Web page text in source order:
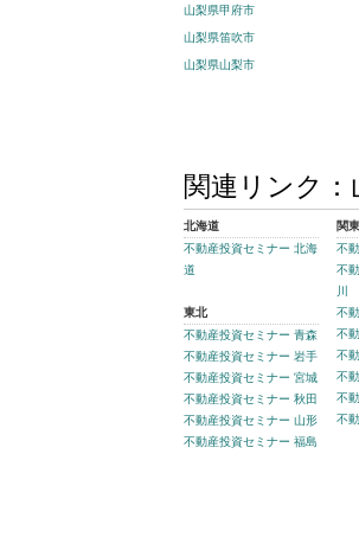
山梨県甲府市
山梨県笛吹市
山梨県山梨市
関連リンク
北海道
不動産投資セミナー 北海
道
東北
不動産投資セミナー 青森
不動産投資セミナー 岩手
不動産投資セミナー 宮城
不動産投資セミナー 秋田
不動産投資セミナー 山形
不動産投資セミナー 福島
関東
不
不
川
不
不
不
不
不
不